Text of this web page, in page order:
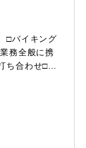
きる方 な
□バイキング
務全般に携
ち合わせ□調
ち合わせ